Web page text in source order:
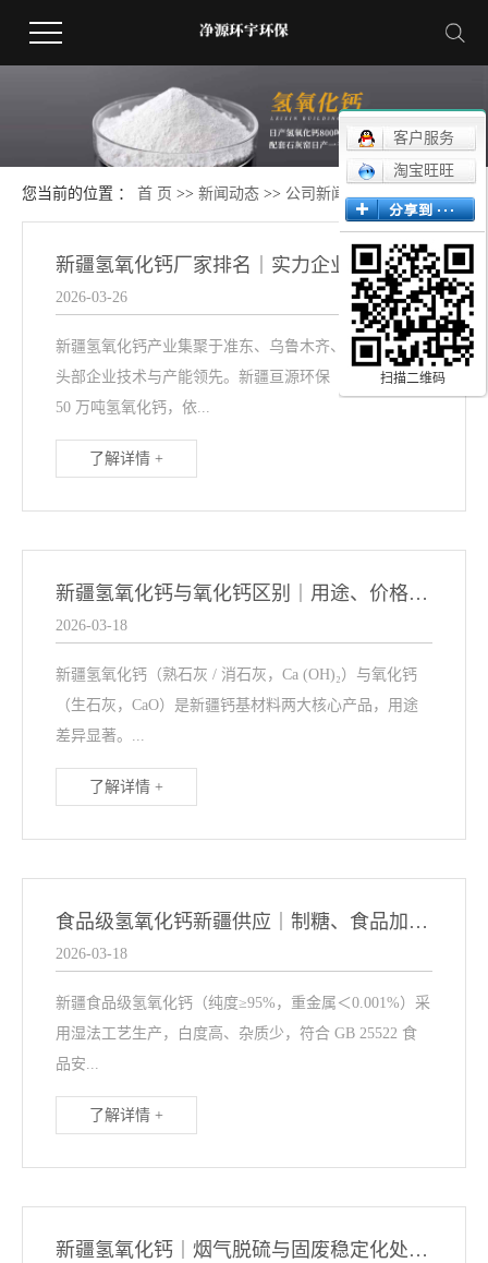
您当前的位置 ：首 页 >>新闻动态 >> 公司新闻
新疆氢氧化钙厂家排名｜实力企业与产品优势对比
2026-03-26
新疆氢氧化钙产业集聚于准东、乌鲁木齐、柯坪等地，
头部企业技术与产能领先。新疆亘源环保（准东）年产
50 万吨氢氧化钙，依...
了解详情 +
新疆氢氧化钙与氧化钙区别｜用途、价格与选购指南
2026-03-18
新疆氢氧化钙（熟石灰 / 消石灰，Ca (OH)₂）与氧化钙
（生石灰，CaO）是新疆钙基材料两大核心产品，用途
差异显著。...
了解详情 +
食品级氢氧化钙新疆供应｜制糖、食品加工与医药辅料
2026-03-18
新疆食品级氢氧化钙（纯度≥95%，重金属＜0.001%）采
用湿法工艺生产，白度高、杂质少，符合 GB 25522 食
品安...
了解详情 +
新疆氢氧化钙｜烟气脱硫与固废稳定化处理方案
客户服务
淘宝旺旺
扫描二维码